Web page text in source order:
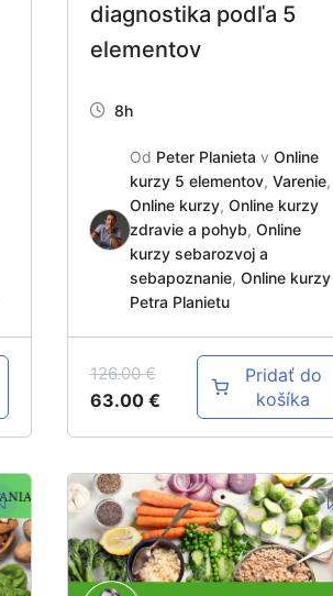
diagnostika podľa 5
elementov
8h
Od Peter Planieta v Online
kurzy 5 elementov, Varenie,
Online kurzy, Online kurzy
zdravie a pohyb, Online
kurzy sebarozvoj a
sebapoznanie, Online kurzy
Petra Planietu
126.00€
63.00 €
Pridať do
košíka